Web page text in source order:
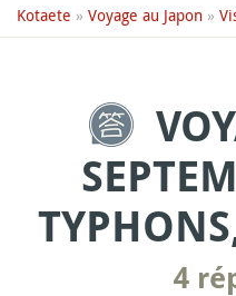
Kotaete » Voyage au Japon »
4